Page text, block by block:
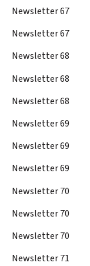
Newsletter 67
Newsletter 67
Newsletter 68
Newsletter 68
Newsletter 68
Newsletter 69
Newsletter 69
Newsletter 69
Newsletter 70
Newsletter 70
Newsletter 70
Newsletter 71